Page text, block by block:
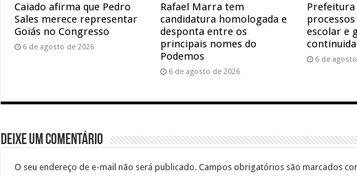
Caiado afirma que Pedro
Sales merece representar
Goiás no Congresso
6 de agosto de 2026
Rafael Marra tem
candidatura homologada e
desponta entre os
principais nomes do
Podemos
6 de agosto de 2026
Prefeitura
escolar e
6 de
Deixe um comentário
O seu endereço de e-mail não será publicado. Campos obrigatórios são marcados